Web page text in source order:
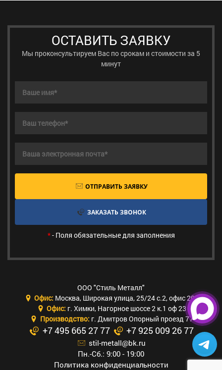
ОСТАВИТЬ ЗАЯВКУ
Мы проконсультируем Вас по срокам и стоимости за 5
минут
ОТПРАВИТЬ ЗАЯВКУ
ЗАКАЗАТЬ ЗВОНОК
*- Поля обязательные для заполнения
ООО "Стиль Металл"
Офис: Москва, Широкая улица, 25/24 с.2, офис 205
Офис: г. Химки, Нагорное шоссе 2 к.1 оф 23
Производство: г. Дмитров Опорный проезд 77
+7 495 665 27 77 +7 925 009 26 77
stil-metall@bk.ru
Пн.-Сб.: 9:00 - 19:00
Политика конфиденциальности